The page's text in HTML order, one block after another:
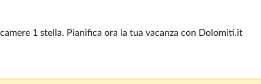
1 stella. Pianifica ora la tua vacanza con Dolomiti.it